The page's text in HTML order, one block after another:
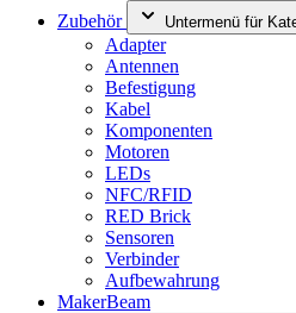
Zubehör
Untermenü für
Adapter
Antennen
Befestigung
Kabel
Komponenten
Motoren
LEDs
NFC/RFID
RED Brick
Sensoren
Verbinder
Aufbewahrung
MakerBeam